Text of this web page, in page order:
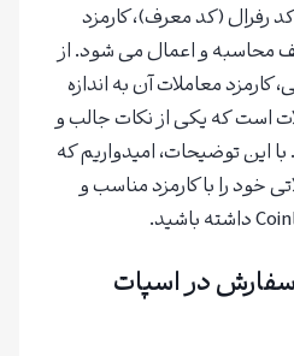
رفرال (کد معرف)، کارمزد
محاسبه و اعمال می شود. از
معاملات آن به اندازه
است که یکی از نکات جالب و
توضیحات، امیدواریم که
خود را با کارمزد مناسب و
در اسپات